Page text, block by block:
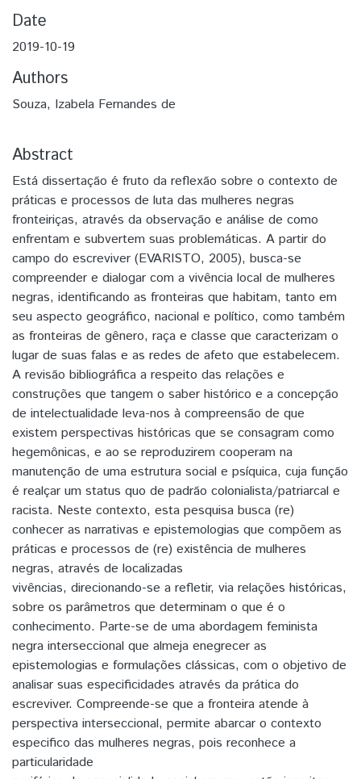
Date
2019-10-19
Authors
Souza, Izabela Fernandes de
Abstract
Está dissertação é fruto da reflexão sobre o contexto de
práticas e processos de luta das mulheres negras
fronteiriças, através da observação e análise de como
enfrentam e subvertem suas problemáticas. A partir do
campo do escreviver (EVARISTO, 2005), busca-se
compreender e dialogar com a vivência local de mulheres
negras, identificando as fronteiras que habitam, tanto em
seu aspecto geográfico, nacional e político, como também
as fronteiras de gênero, raça e classe que caracterizam o
lugar de suas falas e as redes de afeto que estabelecem.
A revisão bibliográfica a respeito das relações e
construções que tangem o saber histórico e a concepção
de intelectualidade leva-nos à compreensão de que
existem perspectivas históricas que se consagram como
hegemônicas, e ao se reproduzirem cooperam na
manutenção de uma estrutura social e psíquica, cuja função
é realçar um status quo de padrão colonialista/patriarcal e
racista. Neste contexto, esta pesquisa busca (re)
conhecer as narrativas e epistemologias que compõem as
práticas e processos de (re) existência de mulheres
negras, através de localizadas
vivências, direcionando-se a refletir, via relações históricas,
sobre os parâmetros que determinam o que é o
conhecimento. Parte-se de uma abordagem feminista
negra interseccional que almeja enegrecer as
epistemologias e formulações clássicas, com o objetivo de
analisar suas especificidades através da prática do
escreviver. Compreende-se que a fronteira atende à
perspectiva interseccional, permite abarcar o contexto
especifico das mulheres negras, pois reconhece a
particularidade